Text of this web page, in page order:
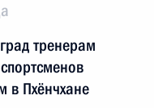
тренерам
в Пхёнчхане